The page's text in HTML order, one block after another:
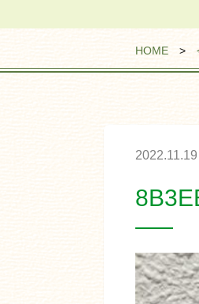
HOME >
2022.11.19